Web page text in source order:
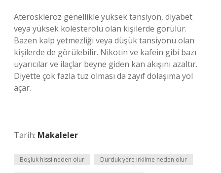
Ateroskleroz genellikle yüksek tansiyon, diyabet
veya yüksek kolesterolü olan kişilerde görülür.
Bazen kalp yetmezliği veya düşük tansiyonu olan
kişilerde de görülebilir. Nikotin ve kafein gibi bazı
uyarıcılar ve ilaçlar beyne giden kan akışını azaltır.
Diyette çok fazla tuz olması da zayıf dolaşıma yol
açar.
Tarih: Makaleler
Boşluk hissi neden olur Durduk yere irkilme neden olur